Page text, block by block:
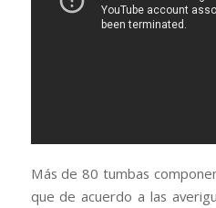
Más de 80 tumbas
que de acuerdo a las